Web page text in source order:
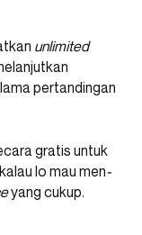
unlimited
pertandingan
gratis untuk
lo mau men-
yang cukup.